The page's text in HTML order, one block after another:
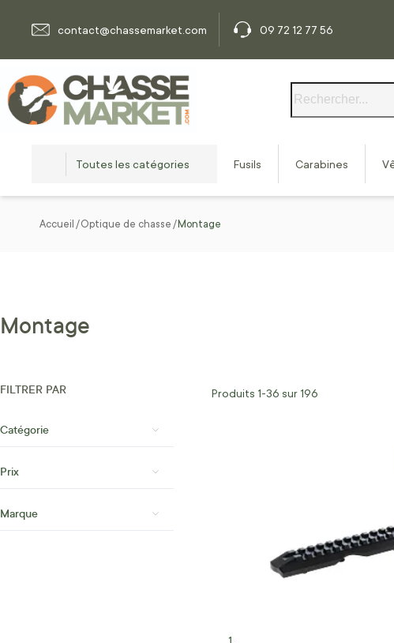
contact@chassemarket.com
09 72 12 77 56
Toutes les catégories Fusils Carabines
Accueil Optique de chasse Montage
Montage
FILTRER PAR
Catégorie
Prix
Marque
Produits 1-36 sur 196